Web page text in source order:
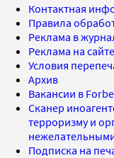
Контактная
Правила
Реклама в
Реклама на сайте
Условия
Архив
Вакансии в
Сканер
терроризму и
Подписка на